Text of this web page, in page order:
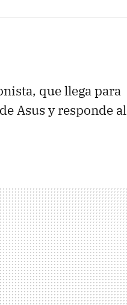
que llega para
Asus y responde al